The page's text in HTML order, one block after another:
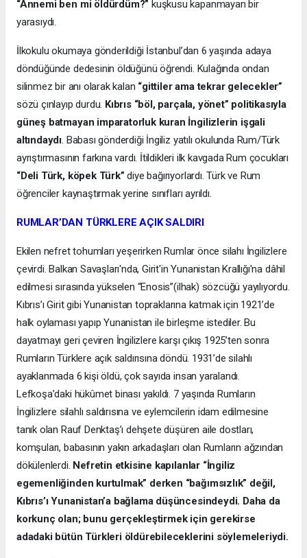
“Annemi ben mi öldürdüm?” kuşkusu kapanmayan bir
yarasıydı.
İlkokulu okumaya gönderildiği İstanbul’dan 6 yaşında adaya
döndüğünde dedesinin öldüğünü öğrendi. Kulağında ondan
silinmez bir anı olarak kalan “gittiler ama tekrar gelecekler”
sözü çınlayıp durdu. Kıbrıs “böl, parçala, yönet” politikasıyla
güneş batmayan imparatorluk kuran İngilizlerin işgali
altındaydı. Babası gönderdiği İngiliz yatılı okulunda Rum/Türk
ayrıştırmasının farkına vardı. İtildikleri ilk kavgada Rum çocukları
“Deli Türk, köpek Türk” diye bağırıyorlardı. Türk ve Rum
öğrenciler kaynaştırmak yerine sınıfları ayrıldı.
RUMLAR’DAN TÜRKLERE AÇIK SALDIRI
Ekilen nefret tohumları yeşerirken Rumlar önce silahı İngilizlere
çevirdi. Balkan Savaşları'nda, Girit'in Yunanistan Krallığı'na dâhil
edilmesi sırasında yükselen “Enosis”(ilhak) sözcüğü yayılıyordu.
Kıbrıs’ı Girit gibi Yunanistan topraklarına katmak için 1921’de
halk oylaması yapıp Yunanistan ile birleşme istediler. Bu
dayatmayı geri çeviren İngilizlere karşı çıkış 1925’ten sonra
Rumların Türklere açık saldırısına döndü. 1931’de silahlı
ayaklanmada 6 kişi öldü, çok sayıda insan yaralandı.
Lefkoşa’daki hükûmet binası yakıldı. 7 yaşında Rumların
İngilizlere silahlı saldırısına ve eylemcilerin idam edilmesine
tanık olan Rauf Denktaş’ı dehşete düşüren aile dostları,
komşuları, babasının yakın arkadaşları olan Rumların ağzından
dökülenlerdi. Nefretin etkisine kapılanlar “İngiliz
egemenliğinden kurtulmak” derken “bağımsızlık” değil,
Kıbrıs’ı Yunanistan’a bağlama düşüncesindeydi. Daha da
korkunç olan; bunu gerçekleştirmek için gerekirse
adadaki bütün Türkleri öldürebileceklerini söylemeleriydi.